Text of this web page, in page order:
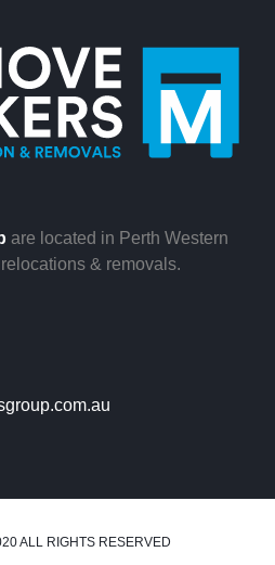
are located in Perth Western
& removals.
ALL RIGHTS RESERVED